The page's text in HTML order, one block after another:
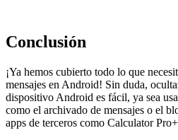
Conclusión
¡Ya hemos cubierto todo lo que
mensajes en Android! Sin duda,
dispositivo Android es fácil, ya sea
como el archivado de mensajes o el
apps de terceros como Calculator